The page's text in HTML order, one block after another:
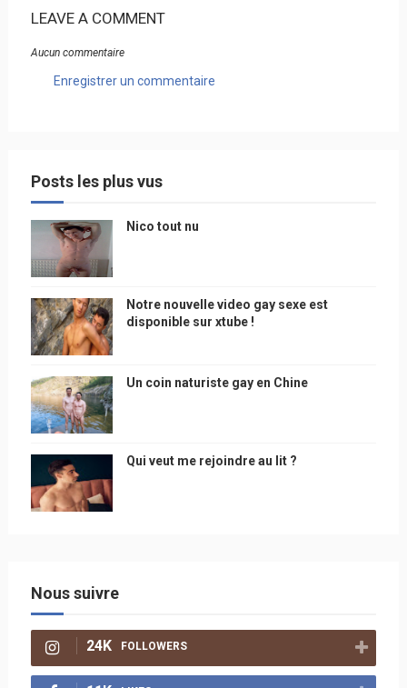
LEAVE A COMMENT
Aucun commentaire
Enregistrer un commentaire
Posts les plus vus
Nico tout nu
Notre nouvelle video gay sexe est
disponible sur xtube !
Un coin naturiste gay en Chine
Qui veut me rejoindre au lit ?
Nous suivre
24K FOLLOWERS